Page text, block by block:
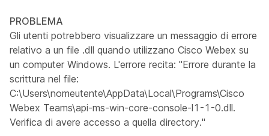
PROBLEMA
Gli utenti potrebbero visualizzare un messaggio di errore
relativo a un file .dll quando utilizzano Cisco Webex su
un computer Windows. L'errore recita: "Errore durante la
scrittura nel file:
C:\Users\nomeutente\AppData\Local\Programs\Cisco
Webex Teams\api-ms-win-core-console-l1-1-0.dll.
Verifica di avere accesso a quella directory."